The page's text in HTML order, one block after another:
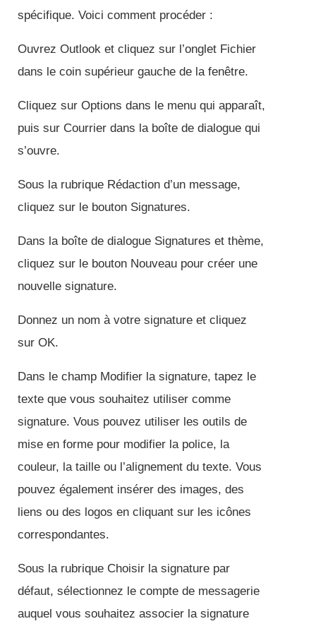
spécifique. Voici comment procéder :
Ouvrez Outlook et cliquez sur l’onglet Fichier
dans le coin supérieur gauche de la fenêtre.
Cliquez sur Options dans le menu qui apparaît,
puis sur Courrier dans la boîte de dialogue qui
s’ouvre.
Sous la rubrique Rédaction d’un message,
cliquez sur le bouton Signatures.
Dans la boîte de dialogue Signatures et thème,
cliquez sur le bouton Nouveau pour créer une
nouvelle signature.
Donnez un nom à votre signature et cliquez
sur OK.
Dans le champ Modifier la signature, tapez le
texte que vous souhaitez utiliser comme
signature. Vous pouvez utiliser les outils de
mise en forme pour modifier la police, la
couleur, la taille ou l’alignement du texte. Vous
pouvez également insérer des images, des
liens ou des logos en cliquant sur les icônes
correspondantes.
Sous la rubrique Choisir la signature par
défaut, sélectionnez le compte de messagerie
auquel vous souhaitez associer la signature